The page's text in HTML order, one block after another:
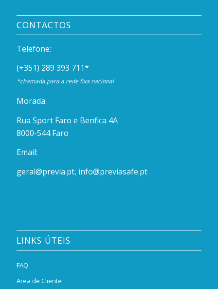
CONTACTOS
Telefone:
(+351) 289 393 711*
*chamada para a rede fixa nacional
Morada:
Rua Sport Faro e Benfica 4A
8000-544 Faro
Email:
geral@previa.pt, info@previasafe.pt
LINKS ÚTEIS
FAQ
Area de Cliente